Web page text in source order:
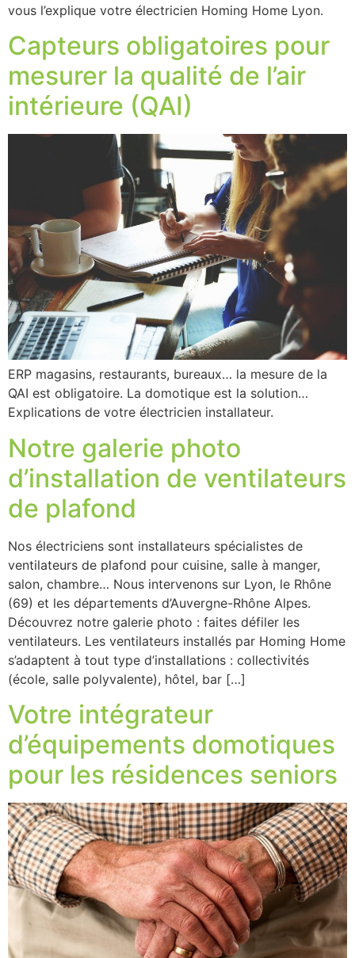
vous l’explique votre électricien Homing Home Lyon.
Capteurs obligatoires pour
mesurer la qualité de l’air
intérieure (QAI)
ERP magasins, restaurants, bureaux… la mesure de la
QAI est obligatoire. La domotique est la solution…
Explications de votre électricien installateur.
Notre galerie photo
d’installation de ventilateurs
de plafond
Nos électriciens sont installateurs spécialistes de
ventilateurs de plafond pour cuisine, salle à manger,
salon, chambre… Nous intervenons sur Lyon, le Rhône
(69) et les départements d’Auvergne-Rhône Alpes.
Découvrez notre galerie photo : faites défiler les
ventilateurs. Les ventilateurs installés par Homing Home
s’adaptent à tout type d’installations : collectivités
(école, salle polyvalente), hôtel, bar […]
Votre intégrateur
d’équipements domotiques
pour les résidences seniors